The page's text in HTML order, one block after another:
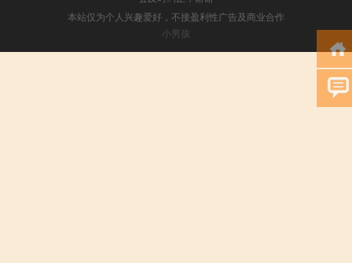
本站仅为个人兴趣爱好，不接盈利性广告及商业合作
小男孩